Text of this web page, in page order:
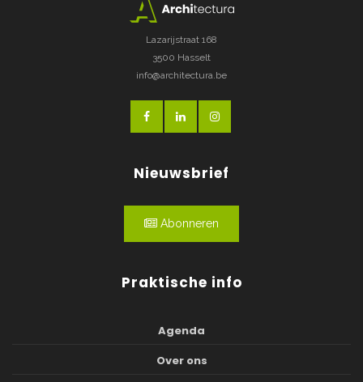
Lazarijstraat 168
3500 Hasselt
info@architectura.be
Nieuwsbrief
Abonneren
Praktische info
Agenda
Over ons